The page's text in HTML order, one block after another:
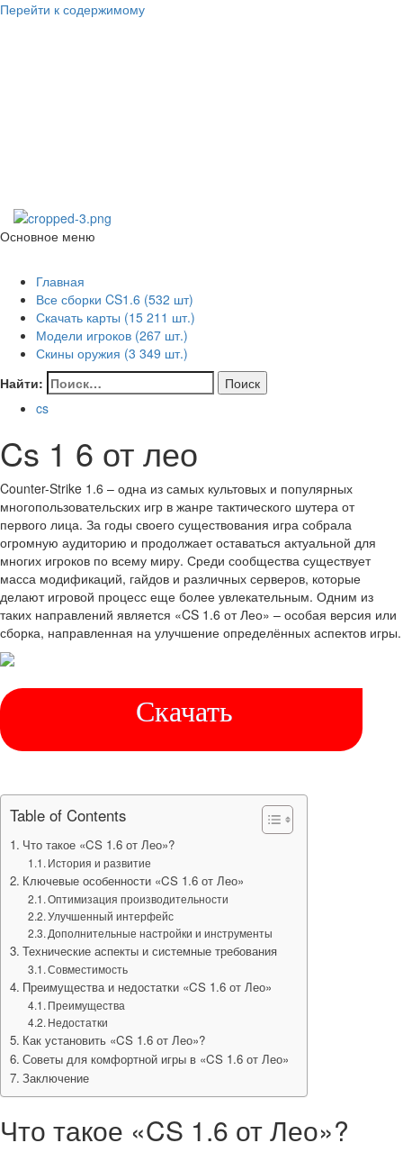
Перейти к содержимому
Основное меню
Главная
Все сборки CS1.6 (532 шт)
Скачать карты (15 211 шт.)
Модели игроков (267 шт.)
Скины оружия (3 349 шт.)
Найти:
cs
Cs 1 6 от лео
Counter-Strike 1.6 – одна из самых культовых и популярных
многопользовательских игр в жанре тактического шутера от
первого лица. За годы своего существования игра собрала
огромную аудиторию и продолжает оставаться актуальной для
многих игроков по всему миру. Среди сообщества существует
масса модификаций, гайдов и различных серверов, которые
делают игровой процесс еще более увлекательным. Одним из
таких направлений является «CS 1.6 от Лео» – особая версия или
сборка, направленная на улучшение определённых аспектов игры.
Скачать
Table of Contents
Что такое «CS 1.6 от Лео»?
История и развитие
Ключевые особенности «CS 1.6 от Лео»
Оптимизация производительности
Улучшенный интерфейс
Дополнительные настройки и инструменты
Технические аспекты и системные требования
Совместимость
Преимущества и недостатки «CS 1.6 от Лео»
Преимущества
Недостатки
Как установить «CS 1.6 от Лео»?
Советы для комфортной игры в «CS 1.6 от Лео»
Заключение
Что такое «CS 1.6 от Лео»?